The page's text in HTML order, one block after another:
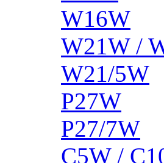
W16W
W21W /
W21/5W
P27W
P27/7W
C5W /